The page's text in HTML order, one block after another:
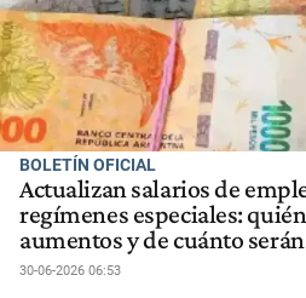
BOLETÍN OFICIAL
Actualizan salarios de
regímenes especiales:
aumentos y de cuánto serán
30-06-2026 06:53